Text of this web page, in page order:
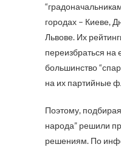
городах – Киеве,
Львове. Их
переизбраться на
большинство
на их партийные
Поэтому,
народа” решили
решениям. По